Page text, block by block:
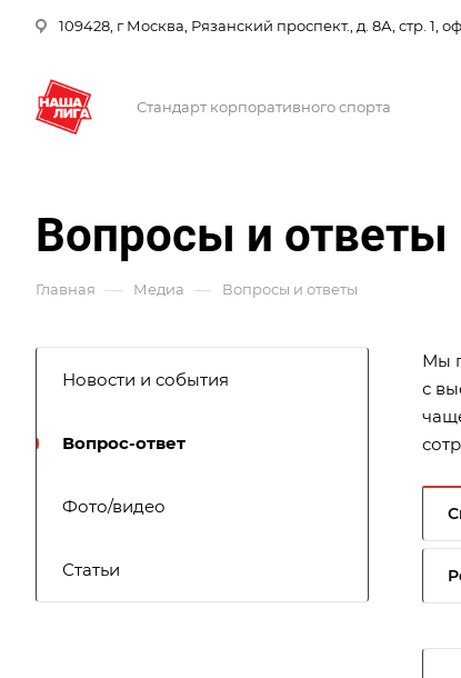
109428, г Москва, Рязанский проспект., д. 8А, стр. 1,
Стандарт корпоративного спорта
Вопросы и ответы
Главная — Медиа — Вопросы и ответы
Мы
с
Новости и события
Вопрос-ответ
Фото/видео
Статьи